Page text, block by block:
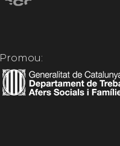
Promou: